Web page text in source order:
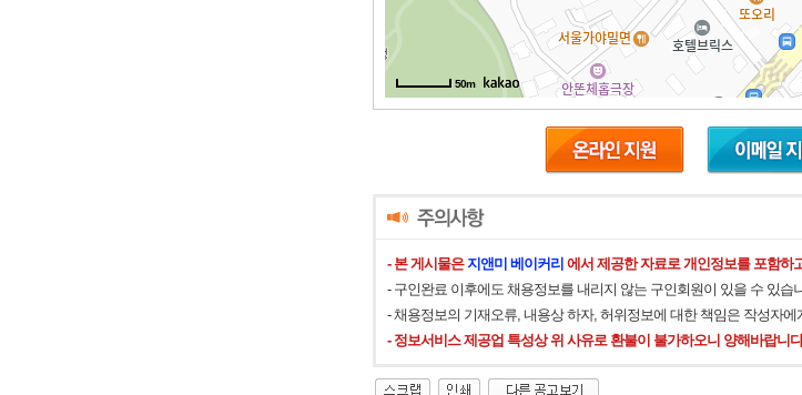
50m
50m
- 본 게시물은지앤미 베이커리 에서 제공한 자료로 개인정보를 포함하
- 구인완료 이후에도 채용정보를 내리지 않는 구인회원이 있을 수 있습
- 채용정보의 기재오류, 내용상 하자, 허위정보에 대한 책임은 작성자에
- 정보서비스 제공업 특성상 위 사유로 환불이 불가하오니 양해바랍니